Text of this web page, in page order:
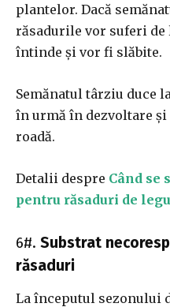
plantelor. Dacă
răsadurile vor suferi de
întinde și vor fi slăbite.
Semănatul târziu duce
în urmă în dezvoltare și
roadă.
Detalii despre Când se
pentru răsaduri de
6#. Substrat
răsaduri
La începutul sezonului